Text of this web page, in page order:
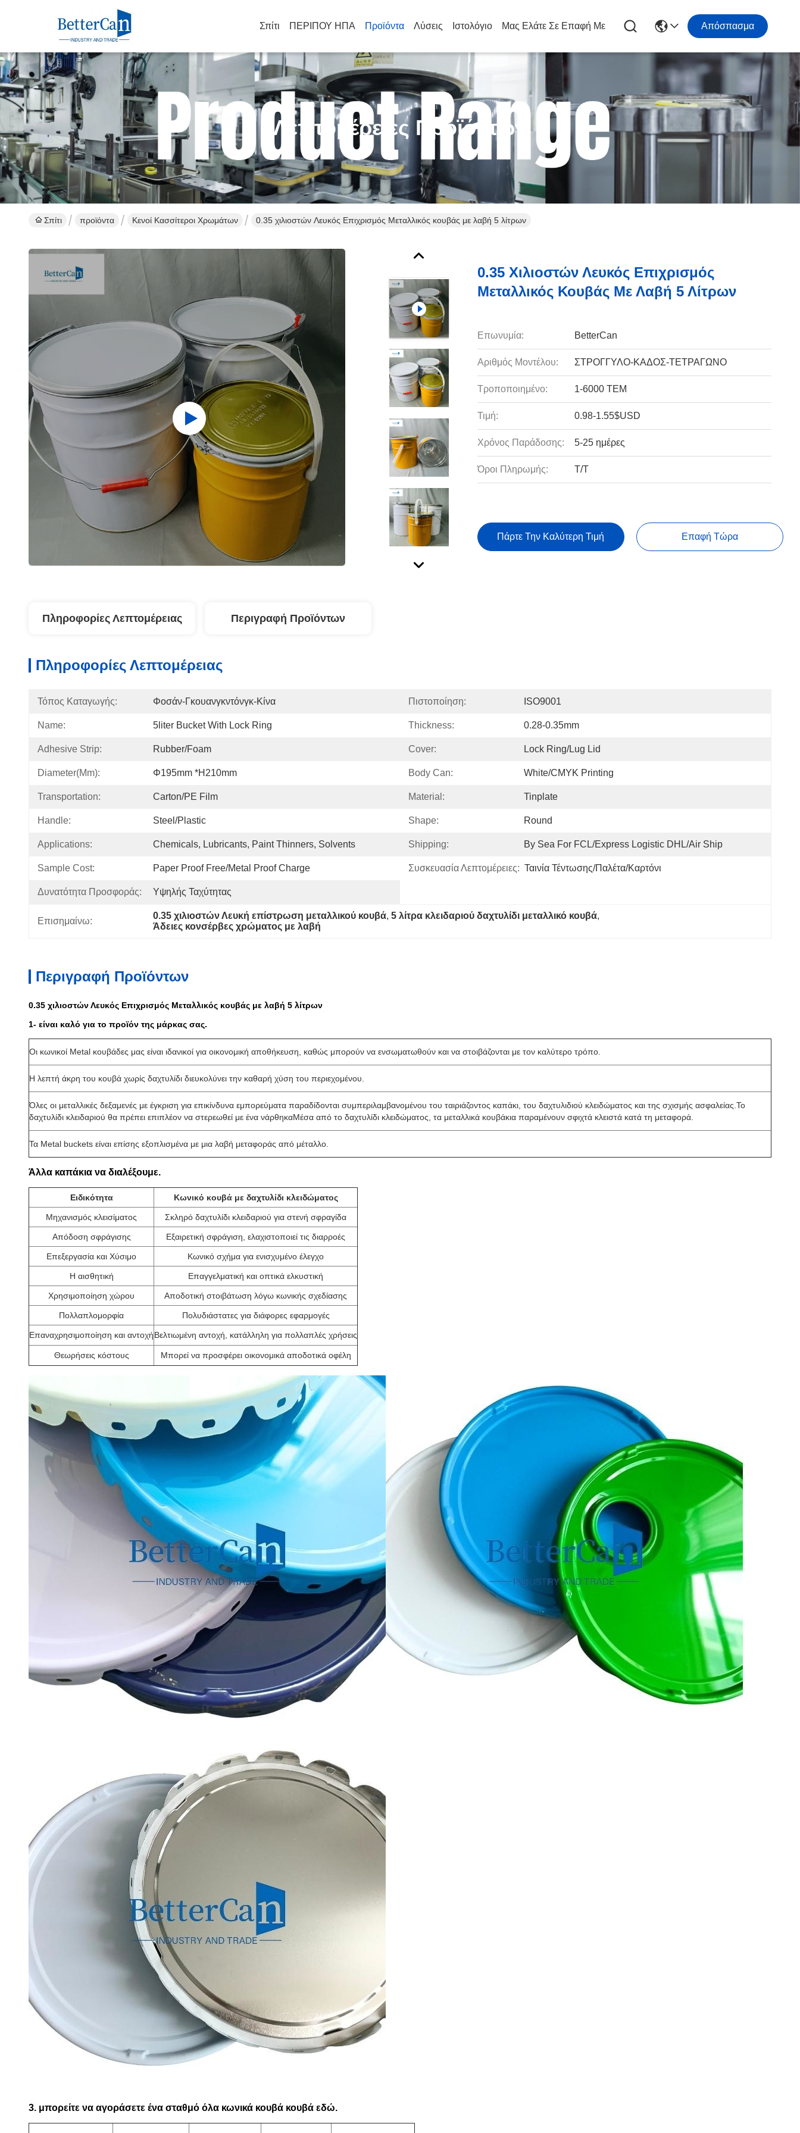
Σπίτι ΠΕΡΙΠΟΥ ΗΠΑ Προϊόντα Λύσεις Ιστολόγιο Μας Ελάτε Σε Επαφή Με Απόσπασμα
Λεπτομέρειες Προϊόντων
Σπίτι προϊόντα Κενοί Κασσίτεροι Χρωμάτων 0.35 χιλιοστών Λευκός Επιχρισμός Μεταλλικός κουβάς με λαβή 5 λίτρων
0.35 Χιλιοστών Λευκός Επιχρισμός
Μεταλλικός Κουβάς Με Λαβή 5 Λίτρων
Επωνυμία: BetterCan
Αριθμός Μοντέλου: ΣΤΡΟΓΓΥΛΟ-ΚΑΔΟΣ-ΤΕΤΡΑΓΩΝΟ
Τροποποιημένο: 1-6000 ΤΕΜ
Τιμή: 0.98-1.55$USD
Χρόνος Παράδοσης: 5-25 ημέρες
Όροι Πληρωμής: Τ/Τ
Πάρτε Την Καλύτερη Τιμή Επαφή Τώρα
Πληροφορίες Λεπτομέρειας Περιγραφή Προϊόντων
Πληροφορίες Λεπτομέρειας
Τόπος Καταγωγής: Φοσάν-Γκουανγκντόνγκ-Κίνα Πιστοποίηση: ISO9001
Name: 5liter Bucket With Lock Ring Thickness: 0.28-0.35mm
Adhesive Strip: Rubber/Foam Cover: Lock Ring/lug Lid
Diameter(mm): Φ195mm *H210mm Body Can: White/CMYK Printing
Transportation: Carton/PE Film Material: Tinplate
Handle: Steel/plastic Shape: Round
Applications: Chemicals, Lubricants, Paint Thinners, Solvents Shipping: By Sea For FCL/Express Logistic DHL/Air Ship
Sample Cost: Paper Proof Free/Metal Proof Charge Συσκευασία Λεπτομέρειες: Ταινία Τέντωσης/παλέτα/καρτόνι
Δυνατότητα Προσφοράς: Υψηλής Ταχύτητας
Επισημαίνω:
0.35 χιλιοστών Λευκή επίστρωση μεταλλικού κουβά, 5 λίτρα κλειδαριού δαχτυλίδι μεταλλικό κουβά,
Άδειες κονσέρβες χρώματος με λαβή
Περιγραφή Προϊόντων
0.35 χιλιοστών Λευκός Επιχρισμός Μεταλλικός κουβάς με λαβή 5 λίτρων
1- είναι καλό για το προϊόν της μάρκας σας.
Οι κωνικοί Metal κουβάδες μας είναι ιδανικοί για οικονομική αποθήκευση, καθώς μπορούν να ενσωματωθούν και να στοιβάζονται με τον καλύτερο τρόπο.
Η λεπτή άκρη του κουβά χωρίς δαχτυλίδι διευκολύνει την καθαρή χύση του περιεχομένου.
Όλες οι μεταλλικές δεξαμενές με έγκριση για επικίνδυνα εμπορεύματα παραδίδονται συμπεριλαμβανομένου του ταιριάζοντος καπάκι, του δαχτυλιδιού κλειδώματος και της σχισμής ασφαλείας.Το
δαχτυλίδι κλειδαριού θα πρέπει επιπλέον να στερεωθεί με ένα νάρθηκαΜέσα από το δαχτυλίδι κλειδώματος, τα μεταλλικά κουβάκια παραμένουν σφιχτά κλειστά κατά τη μεταφορά.
Τα Metal buckets είναι επίσης εξοπλισμένα με μια λαβή μεταφοράς από μέταλλο.
Άλλα καπάκια να διαλέξουμε.
Ειδικότητα Κωνικό κουβά με δαχτυλίδι κλειδώματος
Μηχανισμός κλεισίματος Σκληρό δαχτυλίδι κλειδαριού για στενή σφραγίδα
Απόδοση σφράγισης Εξαιρετική σφράγιση, ελαχιστοποιεί τις διαρροές
Επεξεργασία και Χύσιμο Κωνικό σχήμα για ενισχυμένο έλεγχο
Η αισθητική Επαγγελματική και οπτικά ελκυστική
Χρησιμοποίηση χώρου Αποδοτική στοιβάτωση λόγω κωνικής σχεδίασης
Πολλαπλομορφία Πολυδιάστατες για διάφορες εφαρμογές
Επαναχρησιμοποίηση και αντοχήΒελτιωμένη αντοχή, κατάλληλη για πολλαπλές χρήσεις
Θεωρήσεις κόστους Μπορεί να προσφέρει οικονομικά αποδοτικά οφέλη
3. μπορείτε να αγοράσετε ένα σταθμό όλα κωνικά κουβά κουβά εδώ.